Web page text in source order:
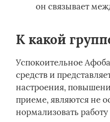
он связывает
К какой
Успокоительное
средств и
настроения,
приеме, являются не
нормализовать